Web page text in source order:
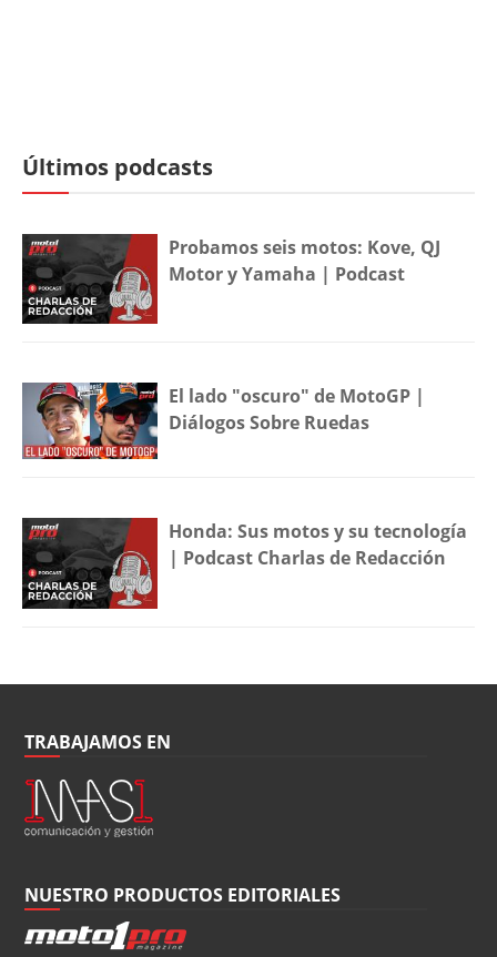
Últimos podcasts
Probamos seis motos: Kove, QJ
Motor y Yamaha | Podcast
El lado "oscuro" de MotoGP |
Diálogos Sobre Ruedas
Honda: Sus motos y su tecnología
| Podcast Charlas de Redacción
TRABAJAMOS EN
NUESTRO PRODUCTOS EDITORIALES